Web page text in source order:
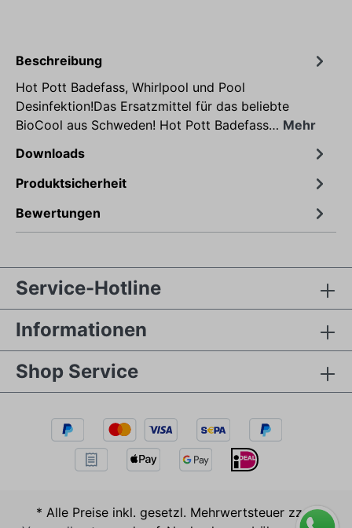
Beschreibung
Hot Pott Badefass, Whirlpool und Pool
Desinfektion!Das Ersatzmittel für das beliebte
BioCool aus Schweden! Hot Pott Badefass… Mehr
Downloads
Produktsicherheit
Bewertungen
Service-Hotline
Informationen
Shop Service
* Alle Preise inkl. gesetzl. Mehrwertsteuer zzgl.